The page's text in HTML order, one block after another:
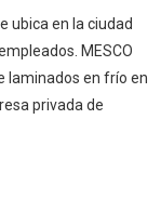
ubica en la ciudad
MESCO
laminados en frío en
privada de